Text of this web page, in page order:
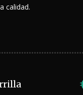
calidad.